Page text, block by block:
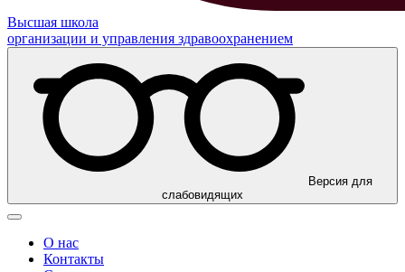
Высшая школа
организации и управления здравоохранением
Версия для
слабовидящих
О нас
Контакты